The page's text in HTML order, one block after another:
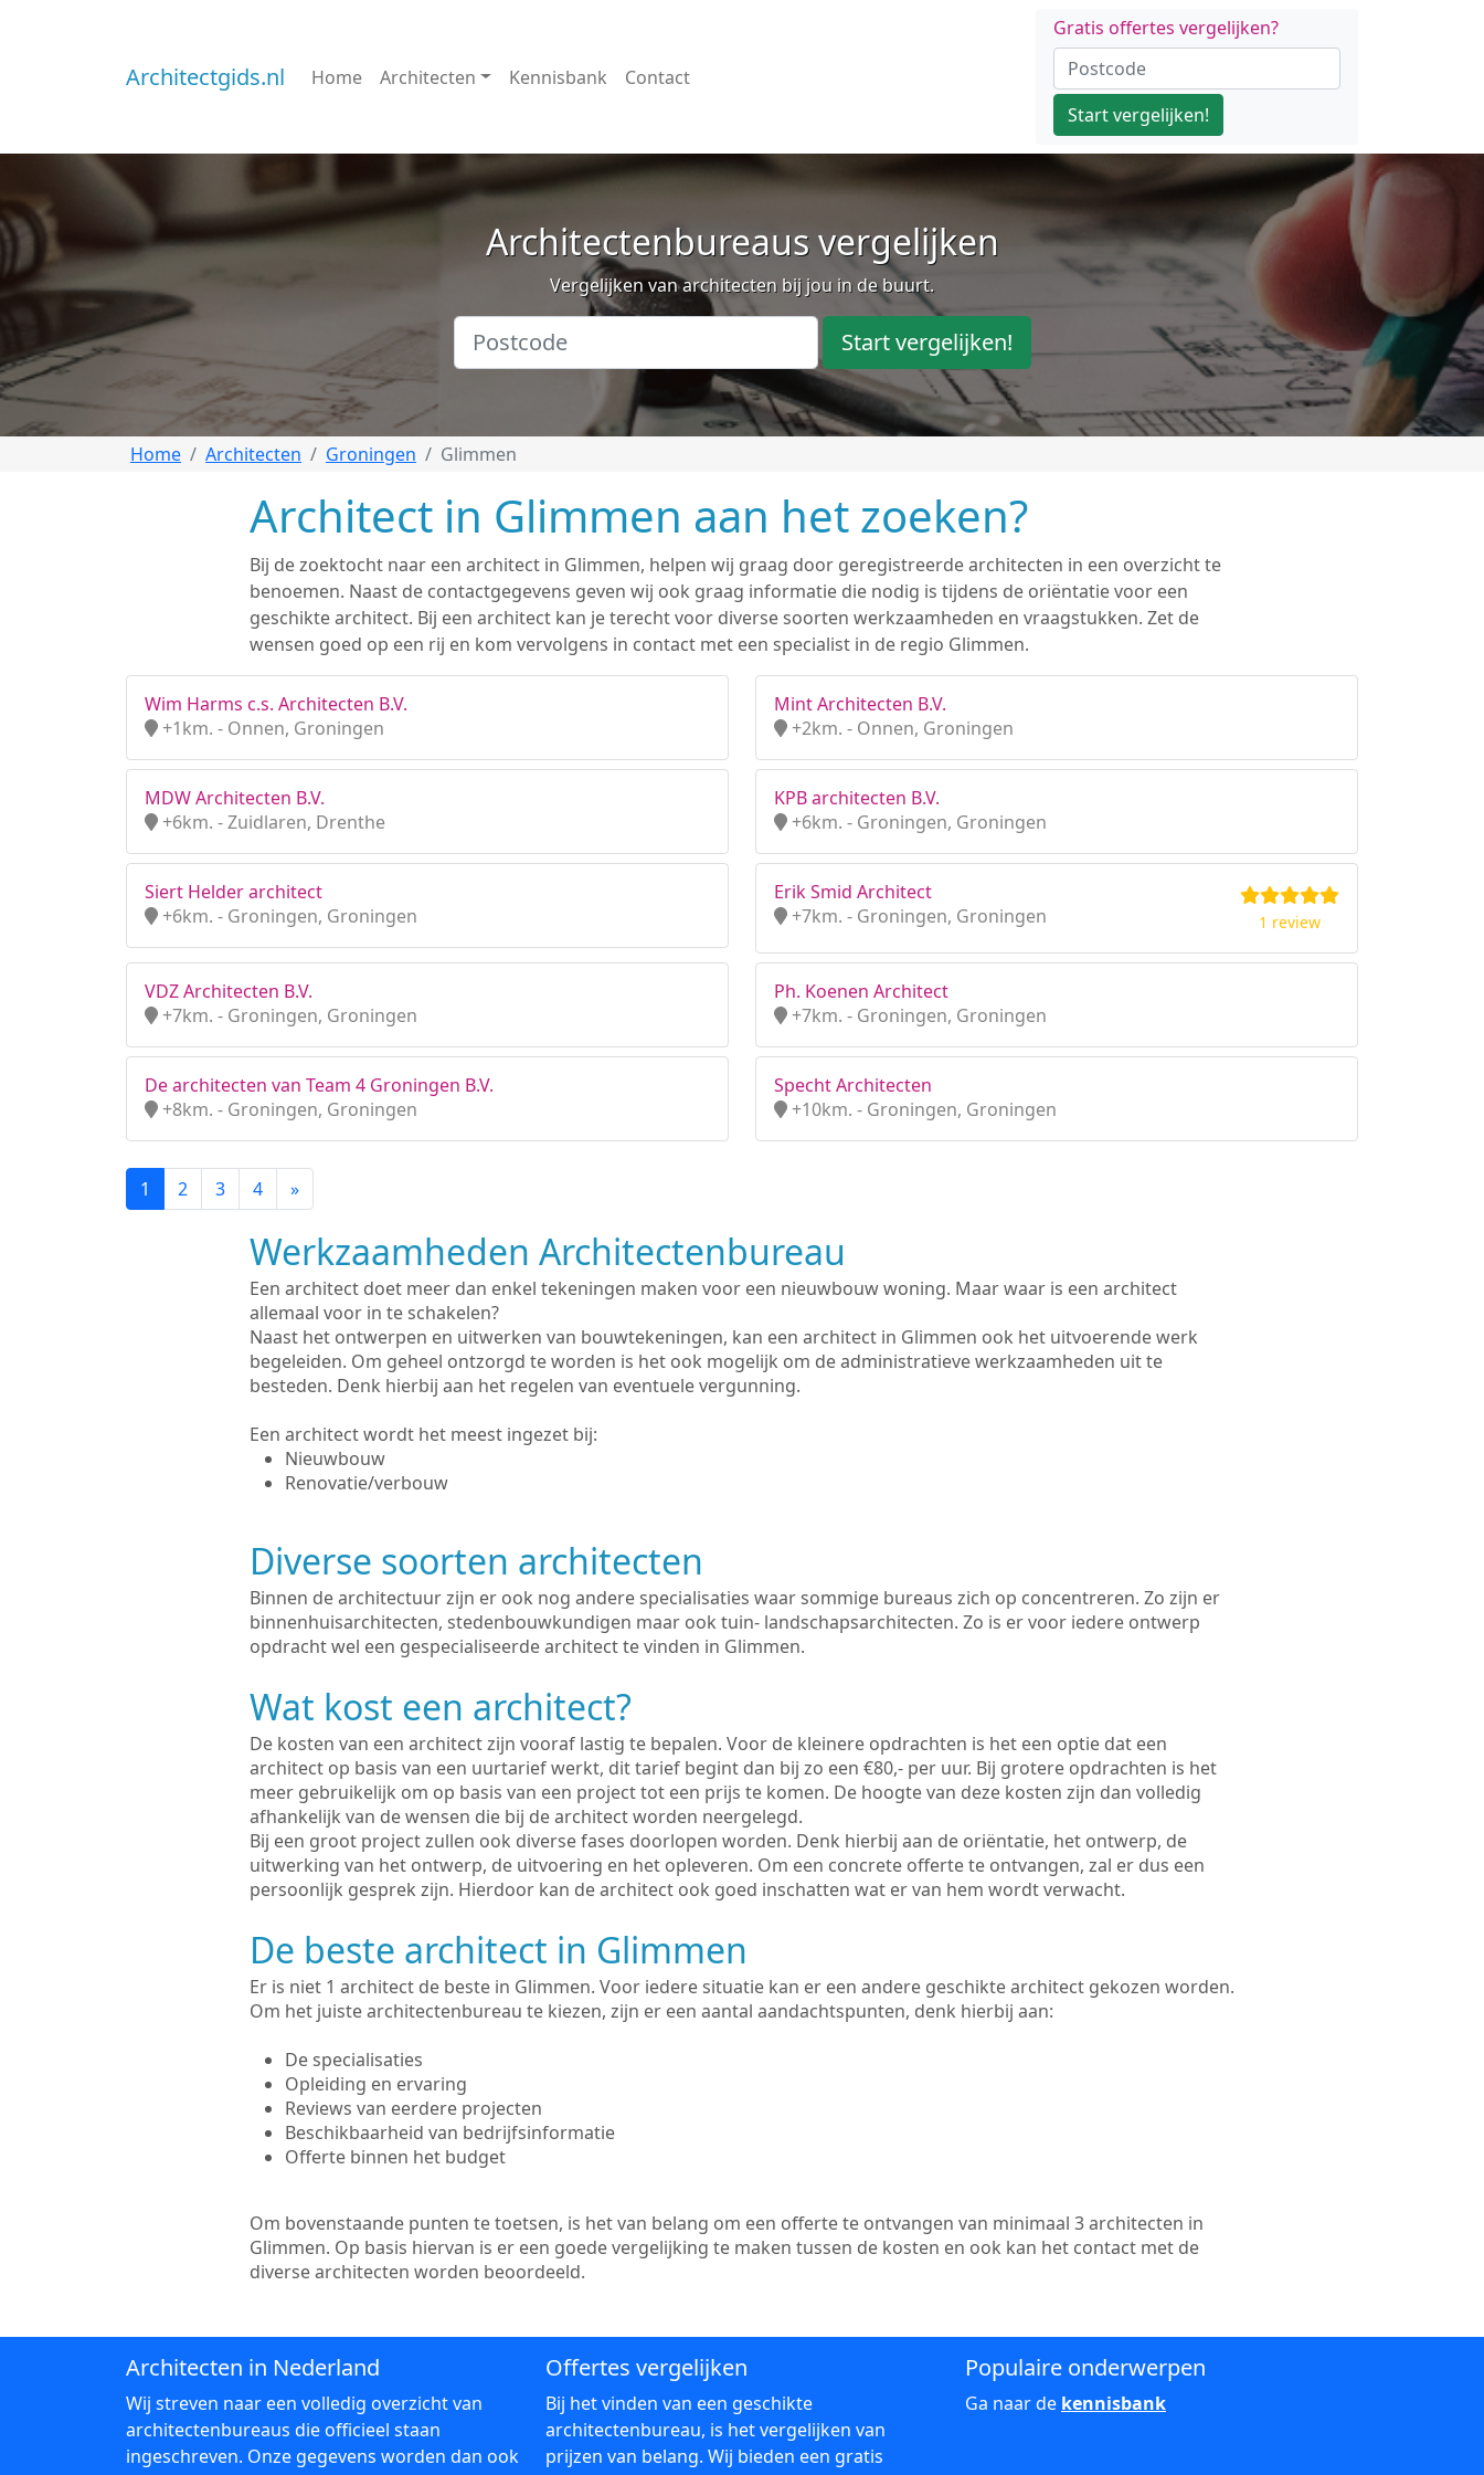
Architectgids.nl Home Architecten Kennisbank Contact
Gratis offertes vergelijken?
Start vergelijken!
Architectenbureaus vergelijken
Vergelijken van architecten bij jou in de buurt.
Start vergelijken!
Home Architecten Groningen Glimmen
Architect in Glimmen aan het zoeken?
Bij de zoektocht naar een architect in Glimmen, helpen wij graag door geregistreerde architecten in een overzicht te
benoemen. Naast de contactgegevens geven wij ook graag informatie die nodig is tijdens de oriëntatie voor een
geschikte architect. Bij een architect kan je terecht voor diverse soorten werkzaamheden en vraagstukken. Zet de
wensen goed op een rij en kom vervolgens in contact met een specialist in de regio Glimmen.
Wim Harms c.s. Architecten B.V.
+1km. - Onnen, Groningen
Mint Architecten B.V.
+2km. - Onnen, Groningen
MDW Architecten B.V.
+6km. - Zuidlaren, Drenthe
KPB architecten B.V.
+6km. - Groningen, Groningen
Siert Helder architect
+6km. - Groningen, Groningen
Erik Smid Architect
+7km. - Groningen, Groningen
1 review
VDZ Architecten B.V.
+7km. - Groningen, Groningen
Ph. Koenen Architect
+7km. - Groningen, Groningen
De architecten van Team 4 Groningen B.V.
+8km. - Groningen, Groningen
Specht Architecten
+10km. - Groningen, Groningen
1 2 3 4 »
Werkzaamheden Architectenbureau
Een architect doet meer dan enkel tekeningen maken voor een nieuwbouw woning. Maar waar is een architect
allemaal voor in te schakelen?
Naast het ontwerpen en uitwerken van bouwtekeningen, kan een architect in Glimmen ook het uitvoerende werk
begeleiden. Om geheel ontzorgd te worden is het ook mogelijk om de administratieve werkzaamheden uit te
besteden. Denk hierbij aan het regelen van eventuele vergunning.
Een architect wordt het meest ingezet bij:
Nieuwbouw
Renovatie/verbouw
Diverse soorten architecten
Binnen de architectuur zijn er ook nog andere specialisaties waar sommige bureaus zich op concentreren. Zo zijn er
binnenhuisarchitecten, stedenbouwkundigen maar ook tuin- landschapsarchitecten. Zo is er voor iedere ontwerp
opdracht wel een gespecialiseerde architect te vinden in Glimmen.
Wat kost een architect?
De kosten van een architect zijn vooraf lastig te bepalen. Voor de kleinere opdrachten is het een optie dat een
architect op basis van een uurtarief werkt, dit tarief begint dan bij zo een €80,- per uur. Bij grotere opdrachten is het
meer gebruikelijk om op basis van een project tot een prijs te komen. De hoogte van deze kosten zijn dan volledig
afhankelijk van de wensen die bij de architect worden neergelegd.
Bij een groot project zullen ook diverse fases doorlopen worden. Denk hierbij aan de oriëntatie, het ontwerp, de
uitwerking van het ontwerp, de uitvoering en het opleveren. Om een concrete offerte te ontvangen, zal er dus een
persoonlijk gesprek zijn. Hierdoor kan de architect ook goed inschatten wat er van hem wordt verwacht.
De beste architect in Glimmen
Er is niet 1 architect de beste in Glimmen. Voor iedere situatie kan er een andere geschikte architect gekozen worden.
Om het juiste architectenbureau te kiezen, zijn er een aantal aandachtspunten, denk hierbij aan:
De specialisaties
Opleiding en ervaring
Reviews van eerdere projecten
Beschikbaarheid van bedrijfsinformatie
Offerte binnen het budget
Om bovenstaande punten te toetsen, is het van belang om een offerte te ontvangen van minimaal 3 architecten in
Glimmen. Op basis hiervan is er een goede vergelijking te maken tussen de kosten en ook kan het contact met de
diverse architecten worden beoordeeld.
Architecten in Nederland
Wij streven naar een volledig overzicht van
architectenbureaus die officieel staan
ingeschreven. Onze gegevens worden dan ook
Offertes vergelijken
Bij het vinden van een geschikte
architectenbureau, is het vergelijken van
prijzen van belang. Wij bieden een gratis
Populaire onderwerpen
Ga naar de kennisbank